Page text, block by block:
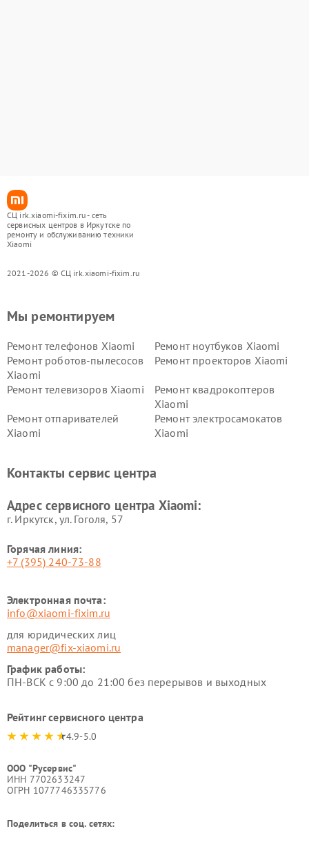
СЦ irk.xiaomi-fixim.ru - сеть
сервисных центров в Иркутске по
ремонту и обслуживанию техники
Xiaomi
2021-2026 © СЦ irk.xiaomi-fixim.ru
Мы ремонтируем
Ремонт телефонов Xiaomi
Ремонт ноутбуков Xiaomi
Ремонт роботов-пылесосов
Xiaomi
Ремонт проекторов Xiaomi
Ремонт телевизоров Xiaomi
Ремонт квадрокоптеров
Xiaomi
Ремонт отпаривателей
Xiaomi
Ремонт электросамокатов
Xiaomi
Ремонт стиральных машин
Ремонт смарт-часов Xiaomi
Контакты сервис центра
Адрес сервисного центра Xiaomi:
г. Иркутск, ул. ​Гоголя, 57
Горячая линия:
+7 (395) 240-73-88
Электронная почта:
info@xiaomi-fixim.ru
для юридических лиц
manager@fix-xiaomi.ru
График работы:
ПН-ВСК с 9:00 до 21:00 без перерывов и выходных
Рейтинг сервисного центра
4.9-5.0
ООО "Русервис"
ИНН 7702633247
ОГРН 1077746335776
Поделиться в соц. сетях: